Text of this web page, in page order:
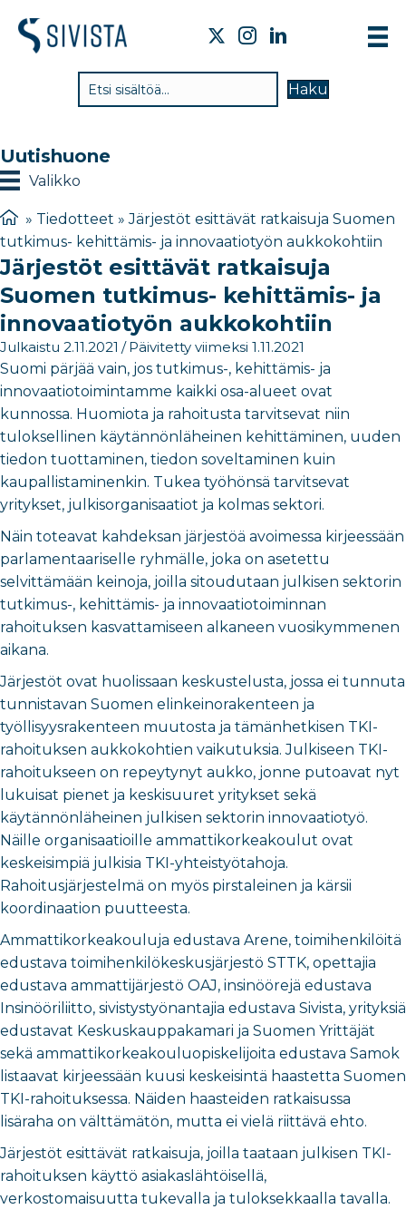
Haku
Uutishuone
Valikko
» Tiedotteet »Järjestöt esittävät ratkaisuja Suomen
tutkimus- kehittämis- ja innovaatiotyön aukkokohtiin
Järjestöt esittävät ratkaisuja
Suomen tutkimus- kehittämis- ja
innovaatiotyön aukkokohtiin
Julkaistu 2.11.2021 / Päivitetty viimeksi 1.11.2021
Suomi pärjää vain, jos tutkimus-, kehittämis- ja
innovaatiotoimintamme kaikki osa-alueet ovat
kunnossa. Huomiota ja rahoitusta tarvitsevat niin
tuloksellinen käytännönläheinen kehittäminen, uuden
tiedon tuottaminen, tiedon soveltaminen kuin
kaupallistaminenkin. Tukea työhönsä tarvitsevat
yritykset, julkisorganisaatiot ja kolmas sektori.
Näin toteavat kahdeksan järjestöä avoimessa kirjeessään
parlamentaariselle ryhmälle, joka on asetettu
selvittämään keinoja, joilla sitoudutaan julkisen sektorin
tutkimus-, kehittämis- ja innovaatiotoiminnan
rahoituksen kasvattamiseen alkaneen vuosikymmenen
aikana.
Järjestöt ovat huolissaan keskustelusta, jossa ei tunnuta
tunnistavan Suomen elinkeinorakenteen ja
työllisyysrakenteen muutosta ja tämänhetkisen TKI-
rahoituksen aukkokohtien vaikutuksia. Julkiseen TKI-
rahoitukseen on repeytynyt aukko, jonne putoavat nyt
lukuisat pienet ja keskisuuret yritykset sekä
käytännönläheinen julkisen sektorin innovaatiotyö.
Näille organisaatioille ammattikorkeakoulut ovat
keskeisimpiä julkisia TKI-yhteistyötahoja.
Rahoitusjärjestelmä on myös pirstaleinen ja kärsii
koordinaation puutteesta.
Ammattikorkeakouluja edustava Arene, toimihenkilöitä
edustava toimihenkilökeskusjärjestö STTK, opettajia
edustava ammattijärjestö OAJ, insinöörejä edustava
Insinööriliitto, sivistystyönantajia edustava Sivista, yrityksiä
edustavat Keskuskauppakamari ja Suomen Yrittäjät
sekä ammattikorkeakouluopiskelijoita edustava Samok
listaavat kirjeessään kuusi keskeisintä haastetta Suomen
TKI-rahoituksessa. Näiden haasteiden ratkaisussa
lisäraha on välttämätön, mutta ei vielä riittävä ehto.
Järjestöt esittävät ratkaisuja, joilla taataan julkisen TKI-
rahoituksen käyttö asiakaslähtöisellä,
verkostomaisuutta tukevalla ja tuloksekkaalla tavalla.